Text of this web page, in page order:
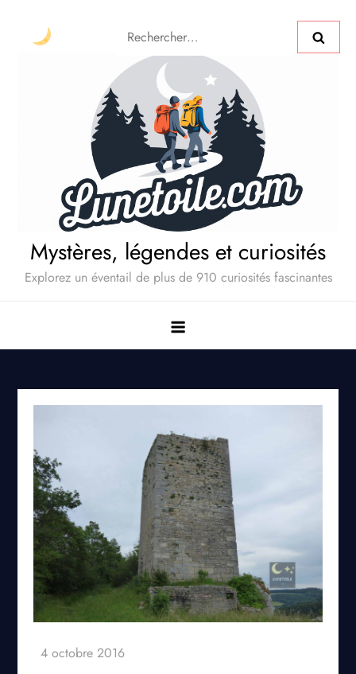
Mystères, légendes et curiosités
Explorez un éventail de plus de 910 curiosités fascinantes